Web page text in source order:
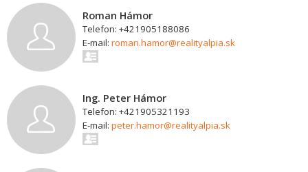
Roman Hámor
Telefon: +421905188086
E-mail: roman.hamor@realityalpia.sk
Ing. Peter Hámor
Telefon: +421905321193
E-mail: peter.hamor@realityalpia.sk